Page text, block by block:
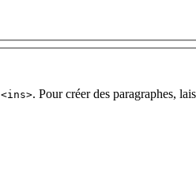
<ins>. Pour créer des paragraphes,